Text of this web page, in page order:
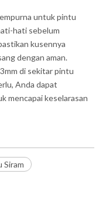
untuk pintu
hati sebelum
kusennya
dengan aman.
di sekitar pintu
Anda dapat
mencapai keselarasan
Siram